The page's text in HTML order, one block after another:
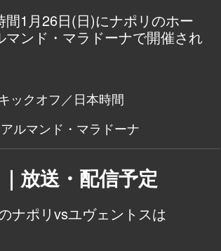
1月26日(日)にナポリのホー
ンド・マラドーナで開催され
ックオフ／日本時間
ルマンド・マラドーナ
放送・配信予定
ナポリvsユヴェントスは